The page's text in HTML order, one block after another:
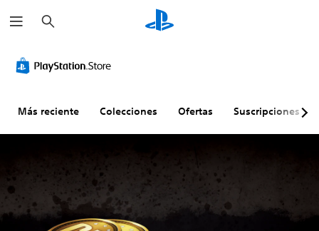
u
s
r
Más reciente Colecciones Ofertas Suscripciones